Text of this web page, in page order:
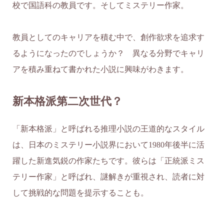
校で国語科の教員です。そしてミステリー作家。
教員としてのキャリアを積む中で、創作欲求を追求す
るようになったのでしょうか？ 異なる分野でキャリ
アを積み重ねて書かれた小説に興味がわきます。
新本格派第二次世代？
「新本格派」と呼ばれる推理小説の王道的なスタイル
は、日本のミステリー小説界において1980年後半に活
躍した新進気鋭の作家たちです。彼らは「正統派ミス
テリー作家」と呼ばれ、謎解きが重視され、読者に対
して挑戦的な問題を提示することも。